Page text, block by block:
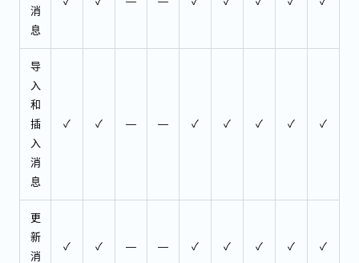
消
息
导
入
和
插
入
消
息
✓ ✓ — — ✓ ✓ ✓ ✓ ✓
更
新
消
✓ ✓ — — ✓ ✓ ✓ ✓ ✓